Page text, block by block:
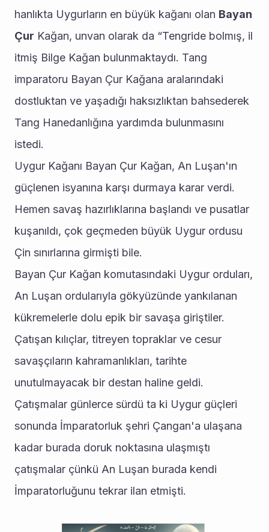
hanlıkta Uygurların en büyük kağanı olan Bayan
Çur Kağan, unvan olarak da “Tengride bolmış, il
itmiş Bilge Kağan bulunmaktaydı. Tang
imparatoru Bayan Çur Kağana aralarındaki
dostluktan ve yaşadığı haksızlıktan bahsederek
Tang Hanedanlığına yardımda bulunmasını
istedi.
Uygur Kağanı Bayan Çur Kağan, An Luşan'ın
güçlenen isyanına karşı durmaya karar verdi.
Hemen savaş hazırlıklarına başlandı ve pusatlar
kuşanıldı, çok geçmeden büyük Uygur ordusu
Çin sınırlarına girmişti bile.
Bayan Çur Kağan komutasındaki Uygur orduları,
An Luşan ordularıyla gökyüzünde yankılanan
kükremelerle dolu epik bir savaşa giriştiler.
Çatışan kılıçlar, titreyen topraklar ve cesur
savaşçıların kahramanlıkları, tarihte
unutulmayacak bir destan haline geldi.
Çatışmalar günlerce sürdü ta ki Uygur güçleri
sonunda İmparatorluk şehri Çangan'a ulaşana
kadar burada doruk noktasına ulaşmıştı
çatışmalar çünkü An Luşan burada kendi
İmparatorluğunu tekrar ilan etmişti.